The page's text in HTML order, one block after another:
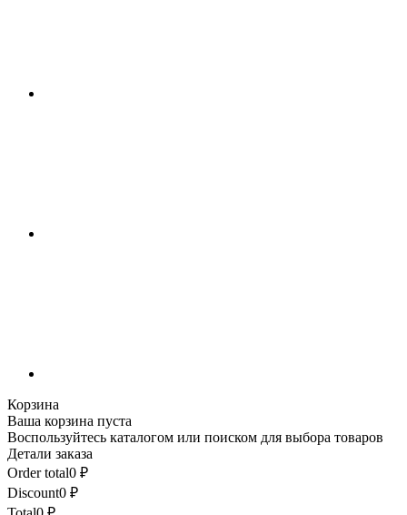
Корзина
Ваша корзина пуста
Воспользуйтесь каталогом или поиском для выбора товаров
Детали заказа
Order total0 ₽
Discount0 ₽